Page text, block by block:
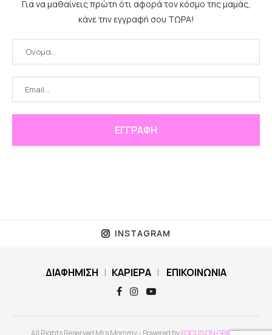
Για να μαθαίνεις πρώτη ότι αφορά τον κόσμο της μαμάς,
κάνε την εγγραφή σου ΤΩΡΑ!
INSTAGRAM
ΔΙΑΦΗΜΙΣΗ | ΚΑΡΙΕΡΑ | ΕΠΙΚΟΙΝΩΝΙΑ
All Rights Reserved Mrs Mommy - Powered byFOCUS ON GROUP